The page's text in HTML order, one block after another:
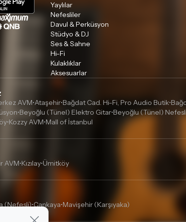
Yaylılar
Nefesliler
Davul & Perküsyon
Stüdyo & DJ
Ses & Sahne
Hi-Fi
Kulaklıklar
Aksesuarlar
AVM•Ataşehir•Bağdat Cad. Hi-Fi, Pro Audio Butik•
•Beyoğlu (Tünel) Elektro Gitar•Beyoğlu (Tünel)
•Kozzy AVM•Mall of İstanbul
AVM•Kızılay•Ümitköy
(Nefesli)•Çankaya•Mavişehir (Karşıyaka)